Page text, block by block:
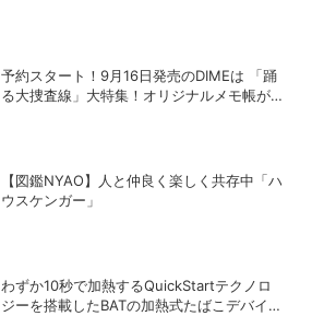
予約スタート！9月16日発売のDIMEは 「踊
る大捜査線」大特集！オリジナルメモ帳が特
【図鑑NYAO】人と仲良く楽しく共存中「ハ
ウスケンガー」
わずか10秒で加熱するQuickStartテクノロ
ジーを搭載したBATの加熱式たばこデバイス